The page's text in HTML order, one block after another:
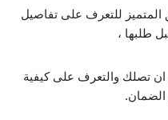
المتميز للتعرف على تفاصيل
طلبها ،
ان تصلك والتعرف على كيفية